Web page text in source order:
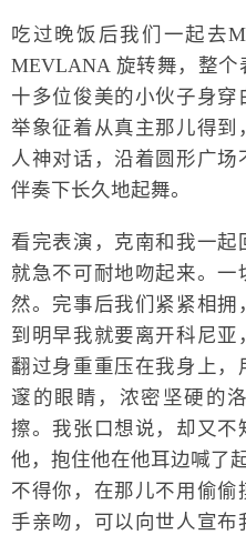
吃过晚饭后我们一起去
MEVLANA 旋转舞，整
十多位俊美的小伙子身
举象征着从真主那儿得到
人神对话，沿着圆形广
伴奏下长久地起舞。
看完表演，克南和我一起
就急不可耐地吻起来。一
然。完事后我们紧紧相
到明早我就要离开科尼
翻过身重重压在我身上
邃的眼睛，浓密坚硬的
擦。我张口想说，却又
他，抱住他在他耳边喊了
不得你，在那儿不用偷
手亲吻，可以向世人宣